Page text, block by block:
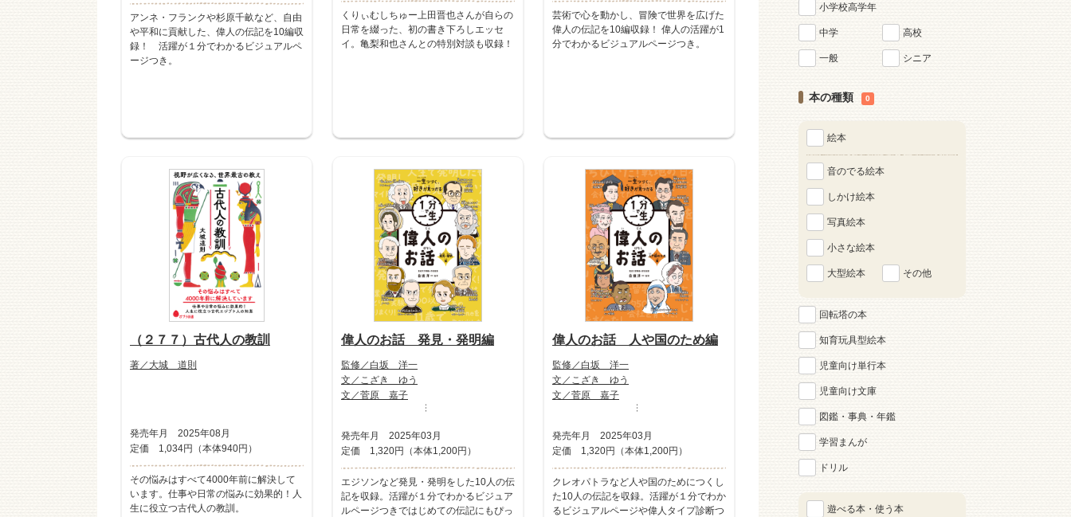
アンネ・フランクや杉原千畝など、自由
や平和に貢献した、偉人の伝記を10編収
録！ 活躍が１分でわかるビジュアルペ
ージつき。
くりぃむしちゅー上田晋也さんが自らの
日常を綴った、初の書き下ろしエッセ
イ。亀梨和也さんとの特別対談も収録！
芸術で心を動かし、冒険で世界を広げた
偉人の伝記を10編収録！ 偉人の活躍が1
分でわかるビジュアルページつき。
（２７７）古代人の教訓
著／大城 道則
発売年月 2025年08月
定価 1,034円（本体940円）
その悩みはすべて4000年前に解決して
います。仕事や日常の悩みに効果的！人
生に役立つ古代人の教訓。
偉人のお話 発見・発明編
監修／白坂 洋一
文／こざき ゆう
文／菅原 嘉子
…
発売年月 2025年03月
定価 1,320円（本体1,200円）
エジソンなど発見・発明をした10人の伝
記を収録。活躍が１分でわかるビジュア
ルページつきではじめての伝記にもぴっ
偉人のお話 人や国のため編
監修／白坂 洋一
文／こざき ゆう
文／菅原 嘉子
…
発売年月 2025年03月
定価 1,320円（本体1,200円）
クレオパトラなど人や国のためにつくし
た10人の伝記を収録。活躍が１分でわか
るビジュアルページや偉人タイプ診断つ
小学校高学年
中学 高校
一般 シニア
本の種類 0
絵本
音のでる絵本
しかけ絵本
写真絵本
小さな絵本
大型絵本 その他
回転塔の本
知育玩具型絵本
児童向け単行本
児童向け文庫
図鑑・事典・年鑑
学習まんが
ドリル
遊べる本・使う本